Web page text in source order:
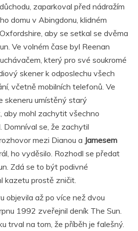
zaparkoval před nádražím
domu v Abingdonu, klidném
aby se setkal se dvěma
Ve volném čase byl Reenan
který pro své soukromé
skener k odposlechu všech
včetně mobilních telefonů. Ve
skeneru umístěný starý
aby mohl zachytit všechno
Domníval se, že zachytil
mezi Dianou a Jamesem
ho vyděsilo. Rozhodl se předat
Zdá se to být podivné
kazetu prostě zničit.
objevila až po více než dvou
1992 zveřejnil deník The Sun.
trval na tom, že příběh je falešný.